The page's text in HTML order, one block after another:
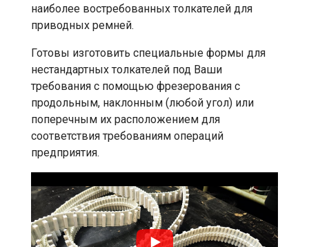
наиболее востребованных толкателей для
приводных ремней.
Готовы изготовить специальные формы для
нестандартных толкателей под Ваши
требования с помощью фрезерования с
продольным, наклонным (любой угол) или
поперечным их расположением для
соответствия требованиям операций
предприятия.